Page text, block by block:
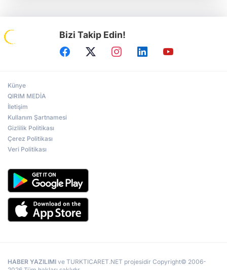
Bizi Takip Edin!
Künye
QIRIM MEDİA
İletişim
Kullanım Şartnamesi
Gizlilik Politikası
Çerez Politikası
Veri Politikası
HABER YAZILIMI ve TURKTICARET.NET projesidir Copyright© 2006-